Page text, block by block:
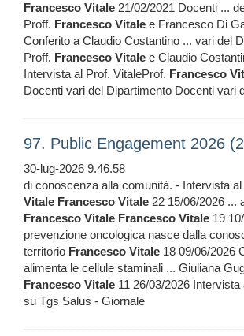
Francesco Vitale 21/02/2021 Docenti ...
Proff. Francesco Vitale e Francesco Di
Conferito a Claudio Costantino ... vari del
Proff. Francesco Vitale e Claudio
Intervista al Prof. VitaleProf. Francesco
Docenti vari del Dipartimento Docenti vari
97. Public Engagement 2026
30-lug-2026 9.46.58
di conoscenza alla comunità. - Intervista al
Vitale Francesco Vitale 22 15/06/2026 ...
Francesco Vitale Francesco Vitale 19
prevenzione oncologica nasce dalla
territorio Francesco Vitale 18 09/06/2026
alimenta le cellule staminali ... Giuliana
Francesco Vitale 11 26/03/2026
su Tgs Salus - Giornale